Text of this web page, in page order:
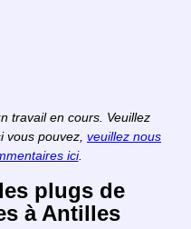
travail en cours. Veuillez
vous pouvez, veuillez nous
ici.
plugs de
à Antilles